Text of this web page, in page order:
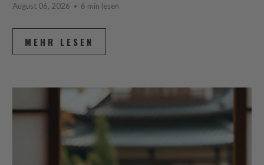
August 06, 2026 6 min lesen
MEHR LESEN